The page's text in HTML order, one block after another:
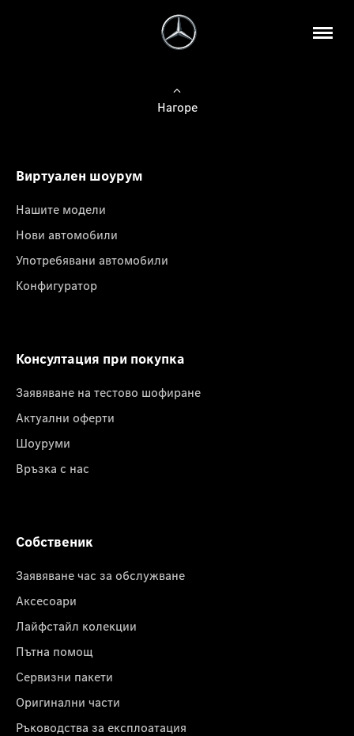
Нагоре
Виртуален шоурум
Нашите модели
Нови автомобили
Употребявани автомобили
Конфигуратор
Консултация при покупка
Заявяване на тестово шофиране
Актуални оферти
Шоуруми
Връзка с нас
Собственик
Заявяване час за обслужване
Аксесоари
Лайфстайл колекции
Пътна помощ
Сервизни пакети
Оригинални части
Ръководства за експлоатация